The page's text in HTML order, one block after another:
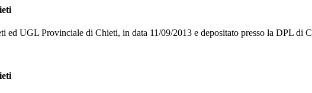
ed UGL Provinciale di Chieti, in data 11/09/2013 e depositato presso la DPL di